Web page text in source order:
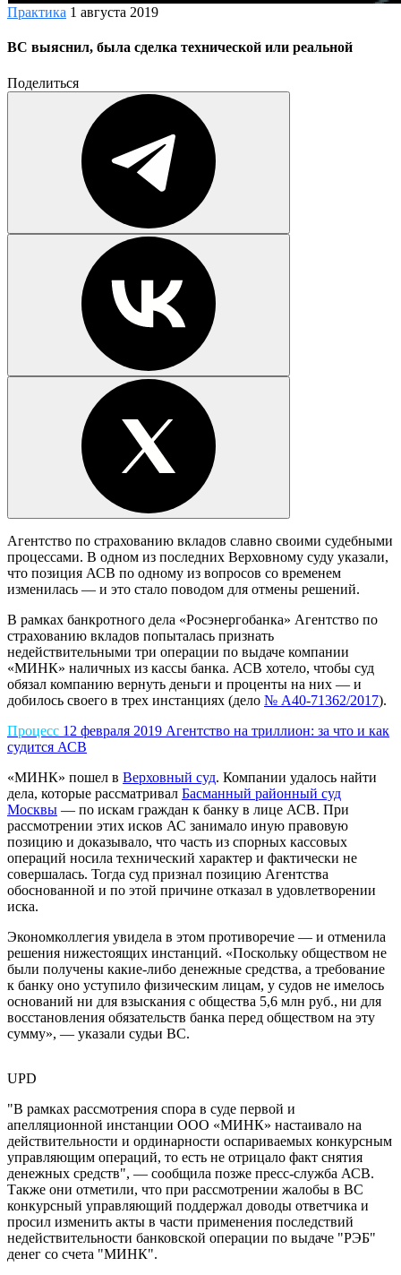
Практика 1 августа 2019
ВС выяснил, была сделка технической или реальной
Поделиться
Агентство по страхованию вкладов славно своими судебными
процессами. В одном из последних Верховному суду указали,
что позиция АСВ по одному из вопросов со временем
изменилась — и это стало поводом для отмены решений.
В рамках банкротного дела «Росэнергобанка» Агентство по
страхованию вкладов попыталась признать
недействительными три операции по выдаче компании
«МИНК» наличных из кассы банка. АСВ хотело, чтобы суд
обязал компанию вернуть деньги и проценты на них — и
добилось своего в трех инстанциях (дело № А40-71362/2017).
Процесс 12 февраля 2019 Агентство на триллион: за что и как
судится АСВ
«МИНК» пошел в Верховный суд. Компании удалось найти
дела, которые рассматривал Басманный районный суд
Москвы — по искам граждан к банку в лице АСВ. При
рассмотрении этих исков АС занимало иную правовую
позицию и доказывало, что часть из спорных кассовых
операций носила технический характер и фактически не
совершалась. Тогда суд признал позицию Агентства
обоснованной и по этой причине отказал в удовлетворении
иска.
Экономколлегия увидела в этом противоречие — и отменила
решения нижестоящих инстанций. «Поскольку обществом не
были получены какие-либо денежные средства, а требование
к банку оно уступило физическим лицам, у судов не имелось
оснований ни для взыскания с общества 5,6 млн руб., ни для
восстановления обязательств банка перед обществом на эту
сумму», — указали судьи ВС.
UPD
"В рамках рассмотрения спора в суде первой и
апелляционной инстанции ООО «МИНК» настаивало на
действительности и ординарности оспариваемых конкурсным
управляющим операций, то есть не отрицало факт снятия
денежных средств", — сообщила позже пресс-служба АСВ.
Также они отметили, что при рассмотрении жалобы в ВС
конкурсный управляющий поддержал доводы ответчика и
просил изменить акты в части применения последствий
недействительности банковской операции по выдаче "РЭБ"
денег со счета "МИНК".